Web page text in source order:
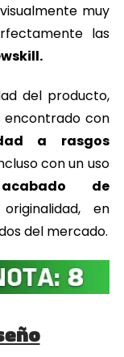
muy
las
del producto,
encontrado con
a rasgos
con un uso
acabado de
en
del mercado.